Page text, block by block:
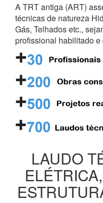
A TRT antiga (ART)
técnicas de natureza
Gás, Telhados etc.,
profissional habilitado
LAUDO